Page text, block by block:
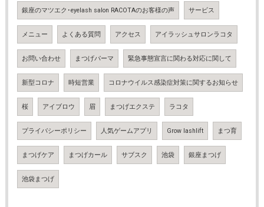
銀座のマツエク･eyelash salon RACOTAのお客様の声 サービス
メニュー よくある質問 アクセス アイラッシュサロンラコタ
お問い合わせ まつげパーマ 緊急事態宣言に関わる対応に関して
新型コロナ 時短営業 コロナウイルス感染症対策に関するお知らせ
桜 アイブロウ 眉 まつげエクステ ラコタ
プライバシーポリシー 人気ゲームアプリ Grow lashlift まつ育
まつげケア まつげカール サブスク 池袋 銀座まつげ
池袋まつげ